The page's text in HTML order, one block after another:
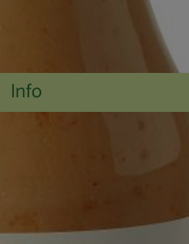
Info
Es wurden keine